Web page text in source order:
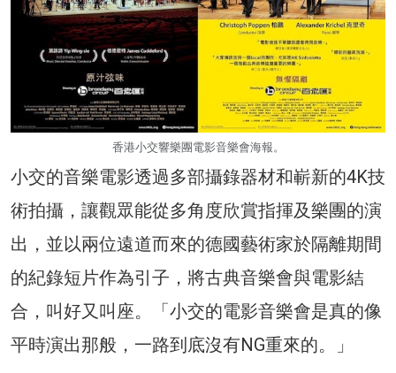
香港小交響樂團電影音樂會海報。
小交的音樂電影透過多部攝錄器材和嶄新的4K技
術拍攝，讓觀眾能從多角度欣賞指揮及樂團的演
出，並以兩位遠道而來的德國藝術家於隔離期間
的紀錄短片作為引子，將古典音樂會與電影結
合，叫好又叫座。「小交的電影音樂會是真的像
平時演出那般，一路到底沒有NG重來的。」